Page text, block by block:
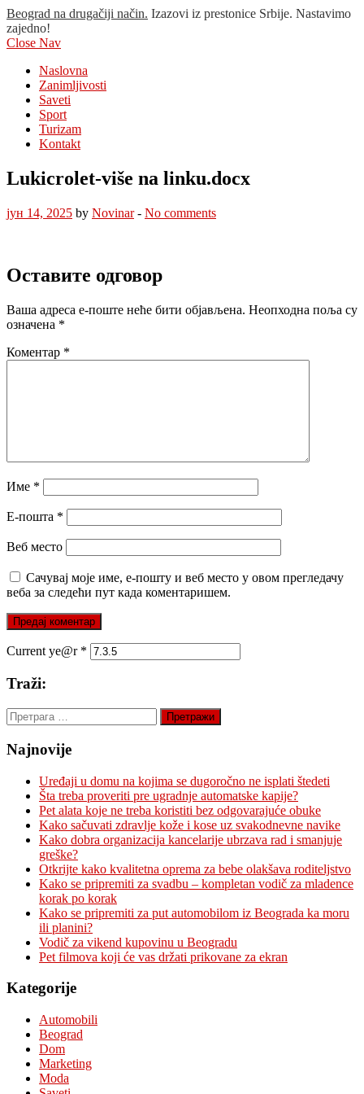
Beograd na drugačiji način. Izazovi iz prestonice Srbije. Nastavimo
zajedno!
Close Nav
Naslovna
Zanimljivosti
Saveti
Sport
Turizam
Kontakt
Lukicrolet-više na linku.docx
јун 14, 2025 by Novinar- No comments
Оставите одговор
Ваша адреса е-поште неће бити објављена. Неопходна поља су
означена *
Коментар *
Име *
Е-пошта *
Веб место
Сачувај моје име, е-пошту и веб место у овом прегледачу
веба за следећи пут када коментаришем.
Current ye@r *
Traži:
Претрага
за:
Najnovije
Uređaji u domu na kojima se dugoročno ne isplati štedeti
Šta treba proveriti pre ugradnje automatske kapije?
Pet alata koje ne treba koristiti bez odgovarajuće obuke
Kako sačuvati zdravlje kože i kose uz svakodnevne navike
Kako dobra organizacija kancelarije ubrzava rad i smanjuje
greške?
Otkrijte kako kvalitetna oprema za bebe olakšava roditeljstvo
Kako se pripremiti za svadbu – kompletan vodič za mladence
korak po korak
Kako se pripremiti za put automobilom iz Beograda ka moru
ili planini?
Vodič za vikend kupovinu u Beogradu
Pet filmova koji će vas držati prikovane za ekran
Kategorije
Automobili
Beograd
Dom
Marketing
Moda